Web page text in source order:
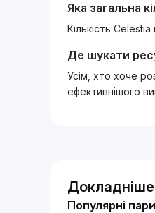
Яка загальна
Кількість
Де шукати
Усім, хто хоче
ефективнішого
Докладніше
Популярні